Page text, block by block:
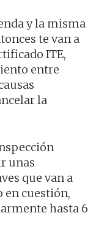
y la misma
te van a
ITE,
entre
la
unas
que van a
en cuestión,
hasta 6